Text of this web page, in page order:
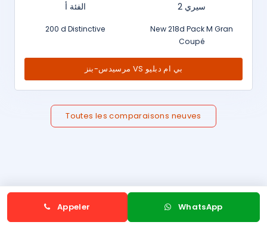
الفئة أ
200 d Distinctive
سيري 2
New 218d Pack M Gran
Coupé
مرسيدس-بنز VS بي ام دبليو
Toutes les comparaisons neuves
Appeler WhatsApp
GUIDES PRIX VOITURES NEUVES AU MAROC